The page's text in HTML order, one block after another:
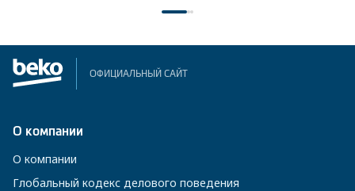
ОФИЦИАЛЬНЫЙ САЙТ
О компании
О компании
Глобальный кодекс делового поведения